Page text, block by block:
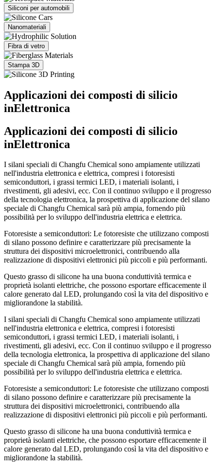
Siliconi per automobili
Nanomateriali
Fibra di vetro
Stampa 3D
Applicazioni dei composti di silicio
inElettronica
Applicazioni dei composti di silicio
inElettronica
I silani speciali di Changfu Chemical sono ampiamente utilizzati
nell'industria elettronica e elettrica, compresi i fotoresisti
semiconduttori, i grassi termici LED, i materiali isolanti, i
rivestimenti, gli adesivi, ecc. Con il continuo sviluppo e il progresso
della tecnologia elettronica, la prospettiva di applicazione del silano
speciale di Changfu Chemical sarà più ampia, fornendo più
possibilità per lo sviluppo dell'industria elettrica e elettrica.
Fotoresiste a semiconduttori: Le fotoresiste che utilizzano composti
di silano possono definire e caratterizzare più precisamente la
struttura dei dispositivi microelettronici, contribuendo alla
realizzazione di dispositivi elettronici più piccoli e più performanti.
Questo grasso di silicone ha una buona conduttività termica e
proprietà isolanti elettriche, che possono esportare efficacemente il
calore generato dal LED, prolungando così la vita del dispositivo e
migliorandone la stabilità.
I silani speciali di Changfu Chemical sono ampiamente utilizzati
nell'industria elettronica e elettrica, compresi i fotoresisti
semiconduttori, i grassi termici LED, i materiali isolanti, i
rivestimenti, gli adesivi, ecc. Con il continuo sviluppo e il progresso
della tecnologia elettronica, la prospettiva di applicazione del silano
speciale di Changfu Chemical sarà più ampia, fornendo più
possibilità per lo sviluppo dell'industria elettrica e elettrica.
Fotoresiste a semiconduttori: Le fotoresiste che utilizzano composti
di silano possono definire e caratterizzare più precisamente la
struttura dei dispositivi microelettronici, contribuendo alla
realizzazione di dispositivi elettronici più piccoli e più performanti.
Questo grasso di silicone ha una buona conduttività termica e
proprietà isolanti elettriche, che possono esportare efficacemente il
calore generato dal LED, prolungando così la vita del dispositivo e
migliorandone la stabilità.